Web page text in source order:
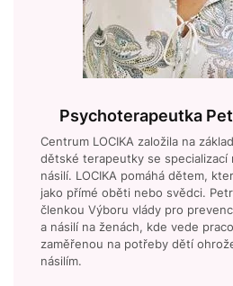
Psychoterapeutka
Centrum LOCIKA založila na
dětské terapeutky se specializací
násilí. LOCIKA pomáhá dětem,
jako přímé oběti nebo svědci.
členkou Výboru vlády pro
a násilí na ženách, kde vede
zaměřenou na potřeby dětí
násilím.